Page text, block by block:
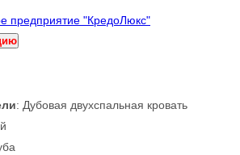
предприятие "КредоЛюкс"
: Дубовая двухспальная кровать